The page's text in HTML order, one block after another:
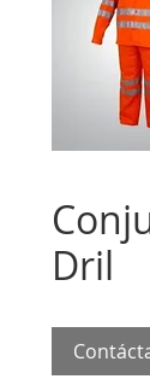
Dril